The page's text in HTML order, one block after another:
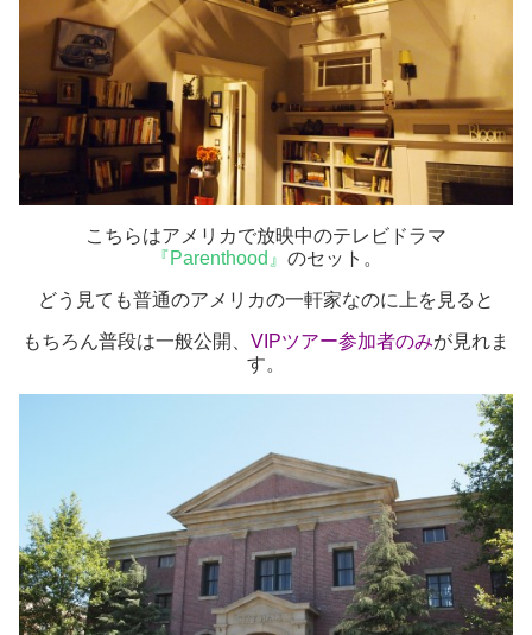
こちらはアメリカで放映中のテレビドラマ
『Parenthood』 のセット。
どう見ても普通のアメリカの一軒家なのに上を見ると
もちろん普段は一般公開、 VIPツアー参加者のみが見れま
す。